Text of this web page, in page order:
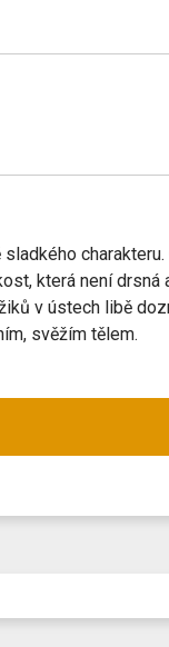
která není drsná
v ústech libě
svěžím tělem.